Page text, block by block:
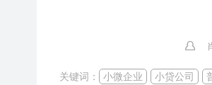
关键词： 小微企业 小贷公司